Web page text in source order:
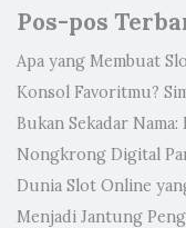
Pos-pos
Apa yang Membuat
Konsol Favoritmu?
Bukan Sekadar
Nongkrong Digital
Dunia Slot Online
Menjadi Jantung